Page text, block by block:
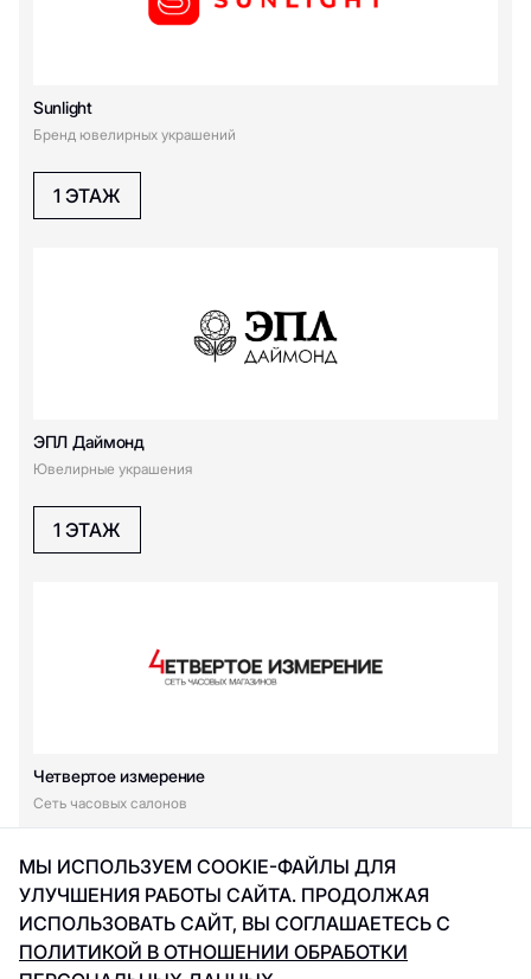
МЫ ИСПОЛЬЗУЕМ COOKIE-ФАЙЛЫ ДЛЯ
УЛУЧШЕНИЯ РАБОТЫ САЙТА. ПРОДОЛЖАЯ
ИСПОЛЬЗОВАТЬ САЙТ, ВЫ СОГЛАШАЕТЕСЬ С
ПОЛИТИКОЙ В ОТНОШЕНИИ ОБРАБОТКИ
Sunlight
Бренд ювелирных украшений
1 ЭТАЖ
ЭПЛ Даймонд
Ювелирные украшения
1 ЭТАЖ
Четвертое измерение
Сеть часовых салонов
1 ЭТАЖ